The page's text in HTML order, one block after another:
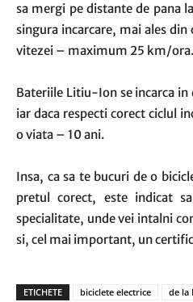
sa mergi pe distante de pana
singura incarcare, mai ales
vitezei – maximum 25 km/ora.
Bateriile Litiu-Ion se incarca
iar daca respecti corect ciclul
o viata – 10 ani.
Insa, ca sa te bucuri de o
pretul corect, este indicat
specialitate, unde vei intalni
si, cel mai important, un
ETICHETE biciclete electrice de la